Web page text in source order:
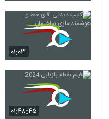
۰۱:۰۳
۰۱:۴۸:۴۵